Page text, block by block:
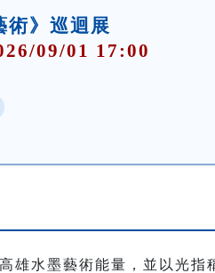
術》巡迴展
09/01 17:00
雄水墨藝術能量，並以光